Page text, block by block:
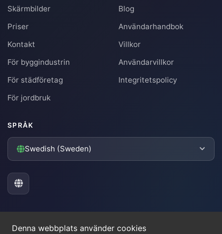
Denna webbplats använder cookies
Skärmbilder
Priser
Kontakt
För byggindustrin
För städföretag
För jordbruk
Blog
Användarhandbok
Villkor
Användarvillkor
Integritetspolicy
SPRÅK
Swedish (Sweden)